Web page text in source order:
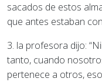
sacados de estos
que antes estaban
3. la profesora dijo:
tanto, cuando
pertenece a otros,